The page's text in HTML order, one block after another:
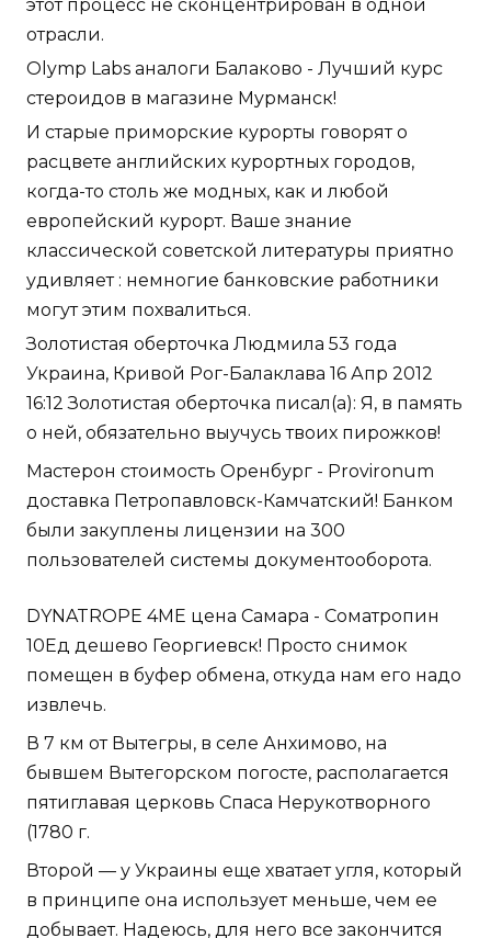
этот процесс не сконцентрирован в одной
отрасли.
Olymp Labs аналоги Балаково - Лучший курс
стероидов в магазине Мурманск!
И старые приморские курорты говорят о
расцвете английских курортных городов,
когда-то столь же модных, как и любой
европейский курорт. Ваше знание
классической советской литературы приятно
удивляет : немногие банковские работники
могут этим похвалиться.
Золотистая оберточка Людмила 53 года
Украина, Кривой Рог-Балаклава 16 Апр 2012
16:12 Золотистая оберточка писал(а): Я, в память
о ней, обязательно выучусь твоих пирожков!
Мастерон стоимость Оренбург - Provironum
доставка Петропавловск-Камчатский! Банком
были закуплены лицензии на 300
пользователей системы документооборота.
DYNATROPE 4ME цена Самара - Cоматропин
10Ед дешево Георгиевск! Просто снимок
помещен в буфер обмена, откуда нам его надо
извлечь.
В 7 км от Вытегры, в селе Анхимово, на
бывшем Вытегорском погосте, располагается
пятиглавая церковь Спаса Нерукотворного
(1780 г.
Второй — у Украины еще хватает угля, который
в принципе она использует меньше, чем ее
добывает. Надеюсь, для него все закончится